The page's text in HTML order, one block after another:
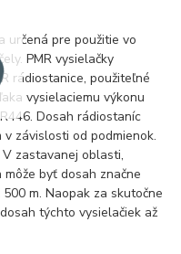
určená pre použitie vo
PMR vysielačky
rádiostanice, použiteľné
vysielaciemu výkonu
Dosah rádiostaníc
závislosti od podmienok.
zastavanej oblasti,
byť dosah značne
m. Naopak za skutočne
týchto vysielačiek až